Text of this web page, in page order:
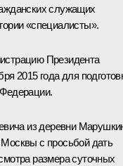
служащих
«специалисты».
Президента
2015 года для
из деревни
с просьбой дать
размера суточных